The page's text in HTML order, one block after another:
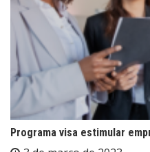
Programa visa estimular